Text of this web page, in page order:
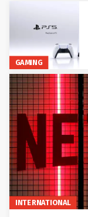
GAMING
INTERNATIONAL